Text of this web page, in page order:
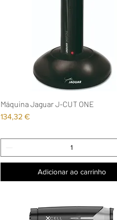
Visualização rápida
Máquina Jaguar J-CUT ONE
Preço
134,32 €
Adicionar ao carrinho